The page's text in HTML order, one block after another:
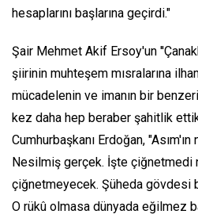
hesaplarını başlarına geçirdi."
Şair Mehmet Akif Ersoy'un
şiirinin muhteşem mısralarına
mücadelenin ve imanın bir
kez daha hep beraber şahitlik
Cumhurbaşkanı Erdoğan,
Nesilmiş gerçek. İşte çiğnetmedi
çiğnetmeyecek. Şüheda gövdesi
O rükû olmasa dünyada eğilmez